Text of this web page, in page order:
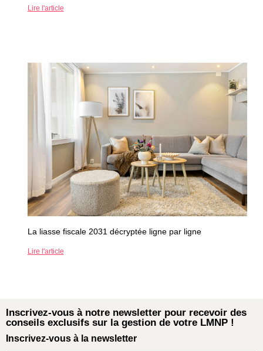
Lire l'article
La liasse fiscale 2031 décryptée ligne par ligne
Lire l'article
Inscrivez-vous à notre newsletter pour recevoir des
conseils exclusifs sur la gestion de votre LMNP !
Inscrivez-vous à la newsletter